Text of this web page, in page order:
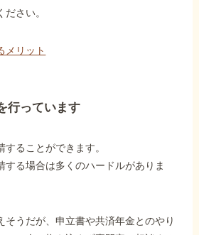
さい。
メリット
行っています
ることができます。
する場合は多くのハードルがありま
そうだが、申立書や共済年金とのやり